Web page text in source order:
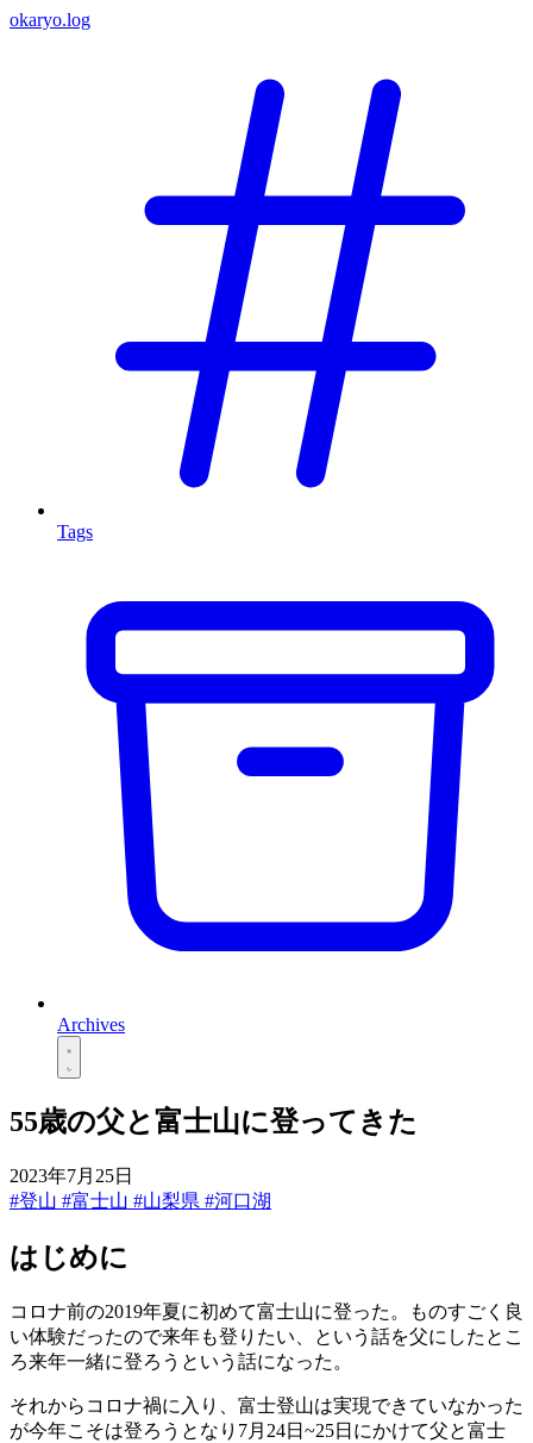
okaryo.log
Tags
Archives
55歳の父と富士山に登ってきた
2023年7月25日
#登山 #富士山 #山梨県 #河口湖
はじめに
コロナ前の2019年夏に初めて富士山に登った。ものすごく良
い体験だったので来年も登りたい、という話を父にしたとこ
ろ来年一緒に登ろうという話になった。
それからコロナ禍に入り、富士登山は実現できていなかった
が今年こそは登ろうとなり7月24日~25日にかけて父と富士